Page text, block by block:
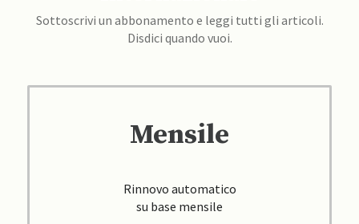
Sottoscrivi un abbonamento e leggi tutti gli articoli.
Disdici quando vuoi.
Mensile
Rinnovo automatico
su base mensile